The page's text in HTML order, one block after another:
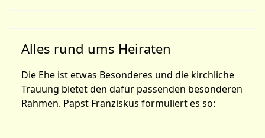
Alles rund ums Heiraten
Die Ehe ist etwas Besonderes und die kirchliche
Trauung bietet den dafür passenden besonderen
Rahmen. Papst Franziskus formuliert es so: